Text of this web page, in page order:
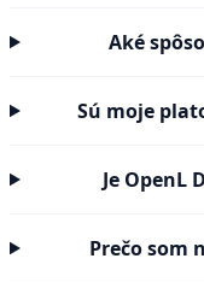
Aké
Sú moje
Je OpenL
Prečo som